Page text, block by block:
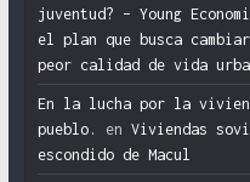
juventud? – Young
el plan que busca
peor calidad de vida
En la lucha por la
pueblo.
en Viviendas
escondido de Macul